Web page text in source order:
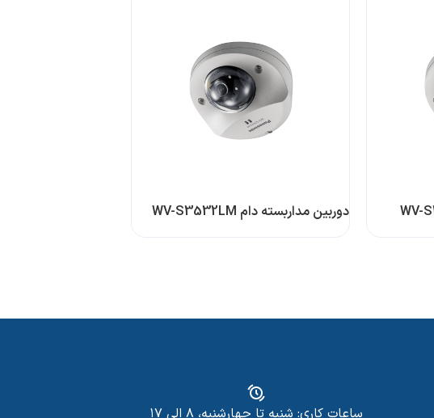
دوربین مداربسته دام WV-S3532LM
ساعات کاری: شنبه تا چهارشنبه، ۸ الی ۱۷